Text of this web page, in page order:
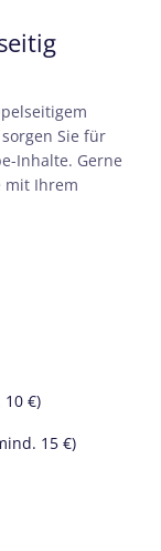
Sie für
Inhalte. Gerne
mit Ihrem
€)
15 €)